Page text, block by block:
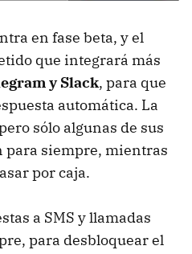
en fase beta, y el
que integrará más
y Slack, para que
automática. La
sólo algunas de sus
para siempre, mientras
por caja.
a SMS y llamadas
para desbloquear el